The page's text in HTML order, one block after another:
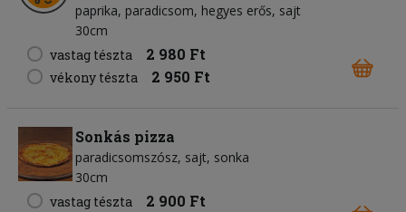
paprika paradicsom hegyes erős sajt
30cm
vastag tészta
2 980 Ft
vékony tészta 2 950 Ft
Sonkás pizza
paradicsomszósz sajt sonka
30cm
vastag tészta
2 900 Ft